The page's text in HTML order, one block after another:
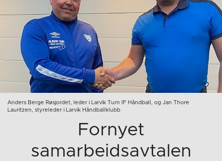
Anders Berge Røsjordet, leder i Larvik Turn IF Håndball, og Jan Thore
Lauritzen, styreleder i Larvik Håndballklubb
Fornyet
samarbeidsavtalen